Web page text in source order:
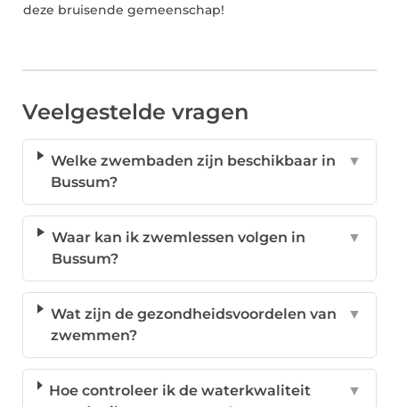
deze bruisende gemeenschap!
Veelgestelde vragen
Welke zwembaden zijn beschikbaar in
Bussum?
▼
Waar kan ik zwemlessen volgen in
Bussum?
▼
Wat zijn de gezondheidsvoordelen van
zwemmen?
▼
Hoe controleer ik de waterkwaliteit
▼